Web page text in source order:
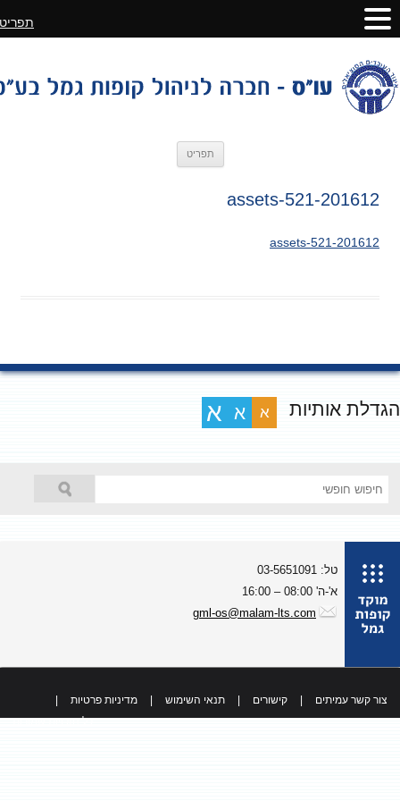
תפריט
201612-assets-521
201612-assets-521
אותיות א א א
טל: 03-5651091
א'-ה' 08:00 – 16:00
gml-os@malam-lts.com
צור קשר עמיתים קישורים תנאי השימוש מדיניות פרטיות
כל הזכויות שמורות
תפריט